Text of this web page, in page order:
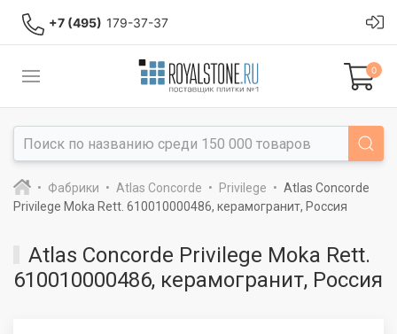
+7 (495) 179-37-37
0
Фабрики Atlas Concorde Privilege
Atlas Concorde
Privilege Moka Rett. 610010000486, керамогранит, Россия
Atlas Concorde Privilege Moka Rett.
610010000486, керамогранит, Россия